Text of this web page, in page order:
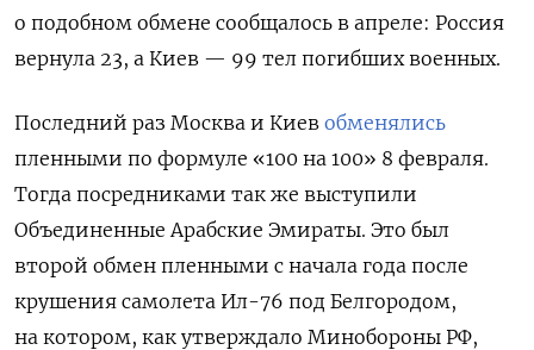
о подобном обмене сообщалось в апреле: Россия
вернула 23, а Киев — 99 тел погибших военных.
Последний раз Москва и Киев обменялись
пленными по формуле «100 на 100» 8 февраля.
Тогда посредниками так же выступили
Объединенные Арабские Эмираты. Это был
второй обмен пленными с начала года после
крушения самолета Ил-76 под Белгородом,
на котором, как утверждало Минобороны РФ,